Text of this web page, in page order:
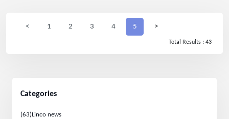
< 1 2 3 4 5 >
Total Results : 43
Categories
Linco news
(63)